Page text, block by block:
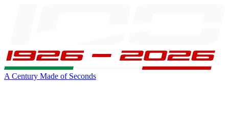
A Century Made of Seconds